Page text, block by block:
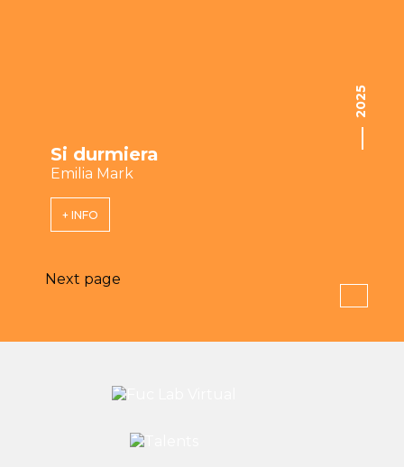
Si durmiera
Emilia Mark
+ INFO
2025
Next page